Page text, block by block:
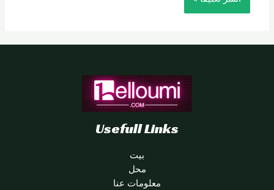
Usefull Links
بيت
محل
معلومات عنا